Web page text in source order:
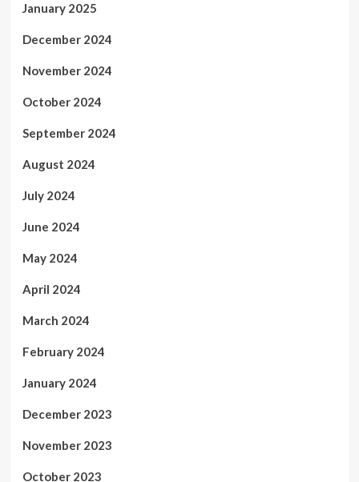
January 2025
December 2024
November 2024
October 2024
September 2024
August 2024
July 2024
June 2024
May 2024
April 2024
March 2024
February 2024
January 2024
December 2023
November 2023
October 2023